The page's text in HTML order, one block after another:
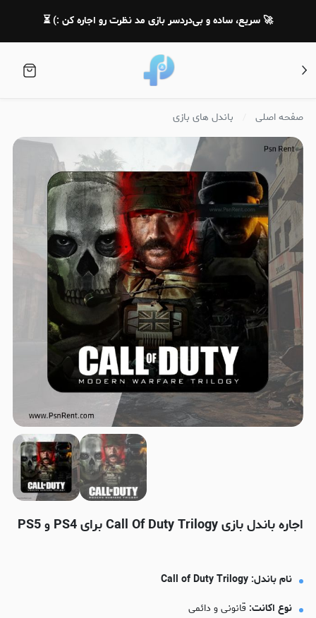
🚀 سریع، ساده و بی‌دردسر بازی مد نظرت رو اجاره کن :) ⏳
صفحه اصلی باندل های بازی
اجاره باندل بازی Call Of Duty Trilogy برای PS4 و PS5
نام باندل: Call of Duty Trilogy
نوع اکانت: قانونی و دائمی